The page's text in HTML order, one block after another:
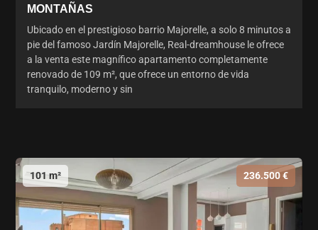
MONTAÑAS
Ubicado en el prestigioso barrio Majorelle, a solo 8 minutos a
pie del famoso Jardín Majorelle, Real-dreamhouse le ofrece
a la venta este magnífico apartamento completamente
renovado de 109 m², que ofrece un entorno de vida
tranquilo, moderno y sin
101 m² 236.500 €